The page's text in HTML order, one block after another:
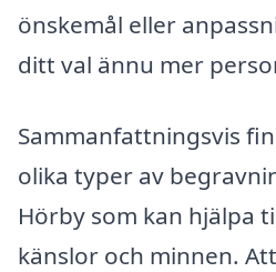
önskemål eller
ditt val ännu mer
Sammanfattningsvis
olika typer av
Hörby som kan hjälpa
känslor och minnen.